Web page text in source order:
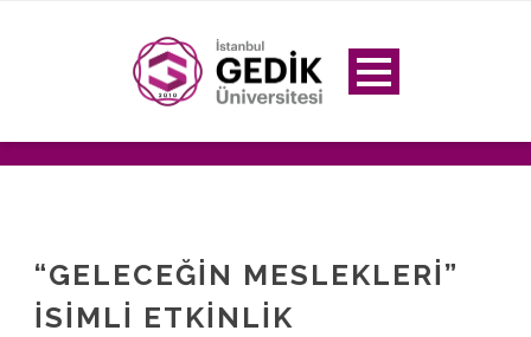
“GELECEĞIN MESLEKLERI”
ISIMLI ETKINLIK